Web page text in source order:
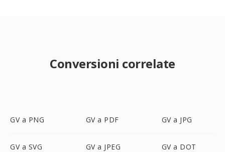
Conversioni correlate
GV a PNG GV a PDF GV a JPG
GV a SVG GV a JPEG GV a DOT